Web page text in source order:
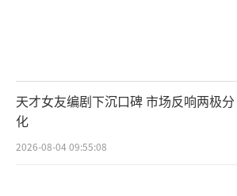
天才女友编剧下沉口碑 市场反响两极分
化
2026-08-04 09:55:08